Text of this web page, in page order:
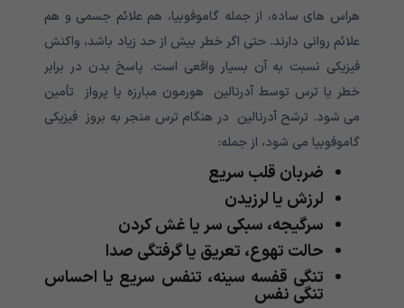
هراس های ساده، از جمله گاموفوبیا، هم علائم جسمی و هم
علائم روانی دارند. حتی اگر خطر بیش از حد زیاد باشد، واکنش
فیزیکی نسبت به آن بسیار واقعی است. پاسخ بدن در برابر
خطر یا ترس توسط آدرنالین هورمون مبارزه یا پرواز تأمین
می شود. ترشح آدرنالین در هنگام ترس منجر به بروز فیزیکی
گاموفوبیا می شود، از جمله:
ضربان قلب سریع
لرزش یا لرزیدن
سرگیجه، سبکی سر یا غش کردن
حالت تهوع، تعریق یا گرفتگی صدا
تنگی قفسه سینه، تنفس سریع یا احساس
تنگی نفس